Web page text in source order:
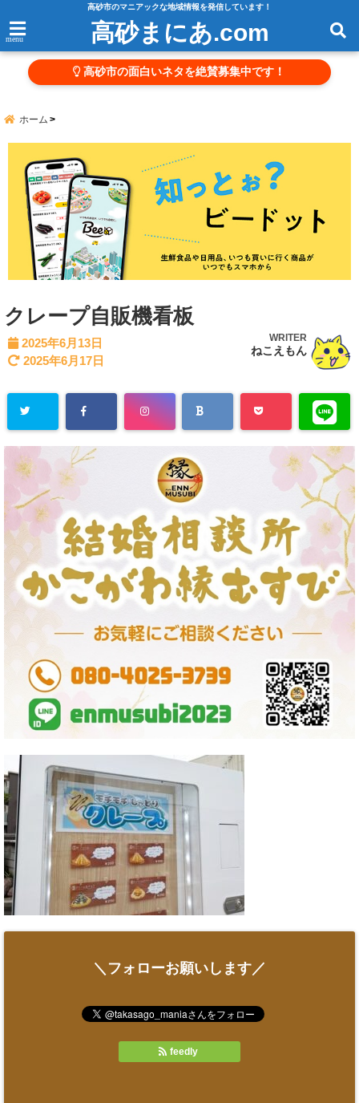
高砂市のマニアックな地域情報を発信しています！
menu 高砂まにあ.com
高砂市の面白いネタを絶賛募集中です！
ホーム
クレープ自販機看板
2025年6月13日
2025年6月17日
WRITER
ねこえもん
＼フォローお願いします／
feedly